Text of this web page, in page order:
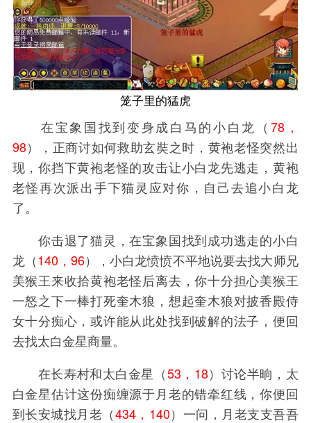
笼子里的猛虎
在宝象国找到变身成白马的小白龙（ 78，
98），正商讨如何救助玄奘之时，黄袍老怪突然出
现，你挡下黄袍老怪的攻击让小白龙先逃走，黄袍
老怪再次派出手下猫灵应对你，自己去追小白龙
了。
你击退了猫灵，在宝象国找到成功逃走的小白
龙（140，96），小白龙愤愤不平地说要去找大师兄
美猴王来收拾黄袍老怪后离去，你十分担心美猴王
一怒之下一棒打死奎木狼，想起奎木狼对披香殿侍
女十分痴心，或许能从此处找到破解的法子，便回
去找太白金星商量。
在长寿村和太白金星（53，18）讨论半晌，太
白金星估计这份痴缠源于月老的错牵红线，你便回
到长安城找月老（434，140）一问，月老支支吾吾